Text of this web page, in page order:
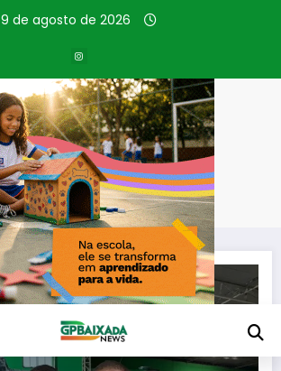
9 de agosto de 2026
Tag: bateria
Página inicial bateria